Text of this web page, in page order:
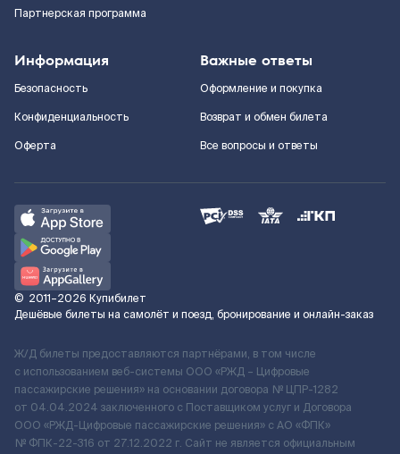
Партнерская программа
Информация
Безопасность
Конфиденциальность
Оферта
Важные ответы
Оформление и покупка
Возврат и обмен билета
Все вопросы и ответы
© 2011–2026 Купибилет
Дешёвые билеты на самолёт и поезд, бронирование и онлайн-заказ
Ж/Д билеты предоставляются партнёрами, в том числе
с использованием веб-системы ООО «РЖД – Цифровые
пассажирские решения» на основании договора № ЦПР-1282
от 04.04.2024 заключенного с Поставщиком услуг и Договора
ООО «РЖД-Цифровые пассажирские решения» c АО «ФПК»
№ ФПК-22-316 от 27.12.2022 г. Сайт не является официальным